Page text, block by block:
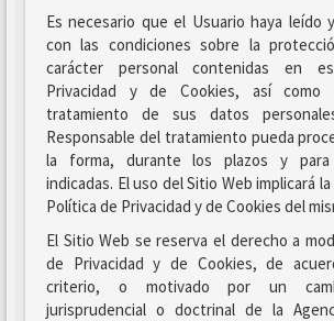
Es necesario que el Usuario haya leído
con las condiciones sobre la
carácter personal contenidas en
Privacidad y de Cookies, así
tratamiento de sus datos
Responsable del tratamiento pueda
la forma, durante los plazos y para
indicadas. El uso del Sitio Web implicará
Política de Privacidad y de Cookies del
El Sitio Web se reserva el derecho a
de Privacidad y de Cookies, de
criterio, o motivado por un
jurisprudencial o doctrinal de la